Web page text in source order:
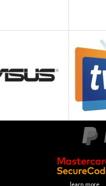
learn more